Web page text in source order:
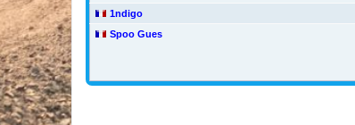
1ndigo
Spoo Gues